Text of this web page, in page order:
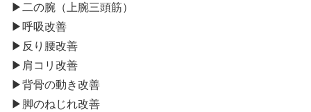
▶︎二の腕（上腕三頭筋）
▶︎呼吸改善
▶︎反り腰改善
▶︎肩コリ改善
▶︎背骨の動き改善
▶︎脚のねじれ改善